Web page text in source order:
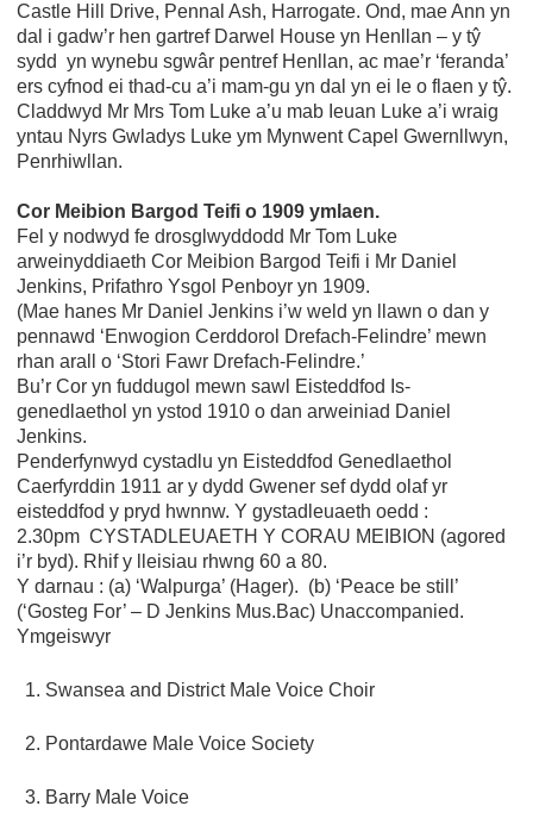
Castle Hill Drive, Pennal Ash, Harrogate. Ond, mae Ann yn
dal i gadw’r hen gartref Darwel House yn Henllan – y tŷ
sydd yn wynebu sgwâr pentref Henllan, ac mae’r ‘feranda’
ers cyfnod ei thad-cu a’i mam-gu yn dal yn ei le o flaen y tŷ.
Claddwyd Mr Mrs Tom Luke a’u mab Ieuan Luke a’i wraig
yntau Nyrs Gwladys Luke ym Mynwent Capel Gwernllwyn,
Penrhiwllan.
Cor Meibion Bargod Teifi o 1909 ymlaen.
Fel y nodwyd fe drosglwyddodd Mr Tom Luke
arweinyddiaeth Cor Meibion Bargod Teifi i Mr Daniel
Jenkins, Prifathro Ysgol Penboyr yn 1909.
(Mae hanes Mr Daniel Jenkins i’w weld yn llawn o dan y
pennawd ‘Enwogion Cerddorol Drefach-Felindre’ mewn
rhan arall o ‘Stori Fawr Drefach-Felindre.’
Bu’r Cor yn fuddugol mewn sawl Eisteddfod Is-
genedlaethol yn ystod 1910 o dan arweiniad Daniel
Jenkins.
Penderfynwyd cystadlu yn Eisteddfod Genedlaethol
Caerfyrddin 1911 ar y dydd Gwener sef dydd olaf yr
eisteddfod y pryd hwnnw. Y gystadleuaeth oedd :
2.30pm CYSTADLEUAETH Y CORAU MEIBION (agored
i’r byd). Rhif y lleisiau rhwng 60 a 80.
Y darnau : (a) ‘Walpurga’ (Hager). (b) ‘Peace be still’
(‘Gosteg For’ – D Jenkins Mus.Bac) Unaccompanied.
Ymgeiswyr
Swansea and District Male Voice Choir
Pontardawe Male Voice Society
Barry Male Voice